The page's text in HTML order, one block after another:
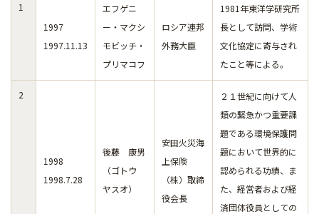
1
1997
1997.11.13
エフゲニ
ー・マクシ
モビッチ・
プリマコフ
ロシア連邦
外務大臣
1981年東洋学研究所
長として訪問、学術
文化協定に寄与され
たこと等による。
2
1998
1998.7.28
後藤 康男
（ゴトウ
ヤスオ）
安田火災海
上保険
（株）取締
役会長
２１世紀に向けて人
類の緊急かつ重要課
題である環境保護問
題において世界的に
認められる功績、ま
た、経営者および経
済団体役員としての